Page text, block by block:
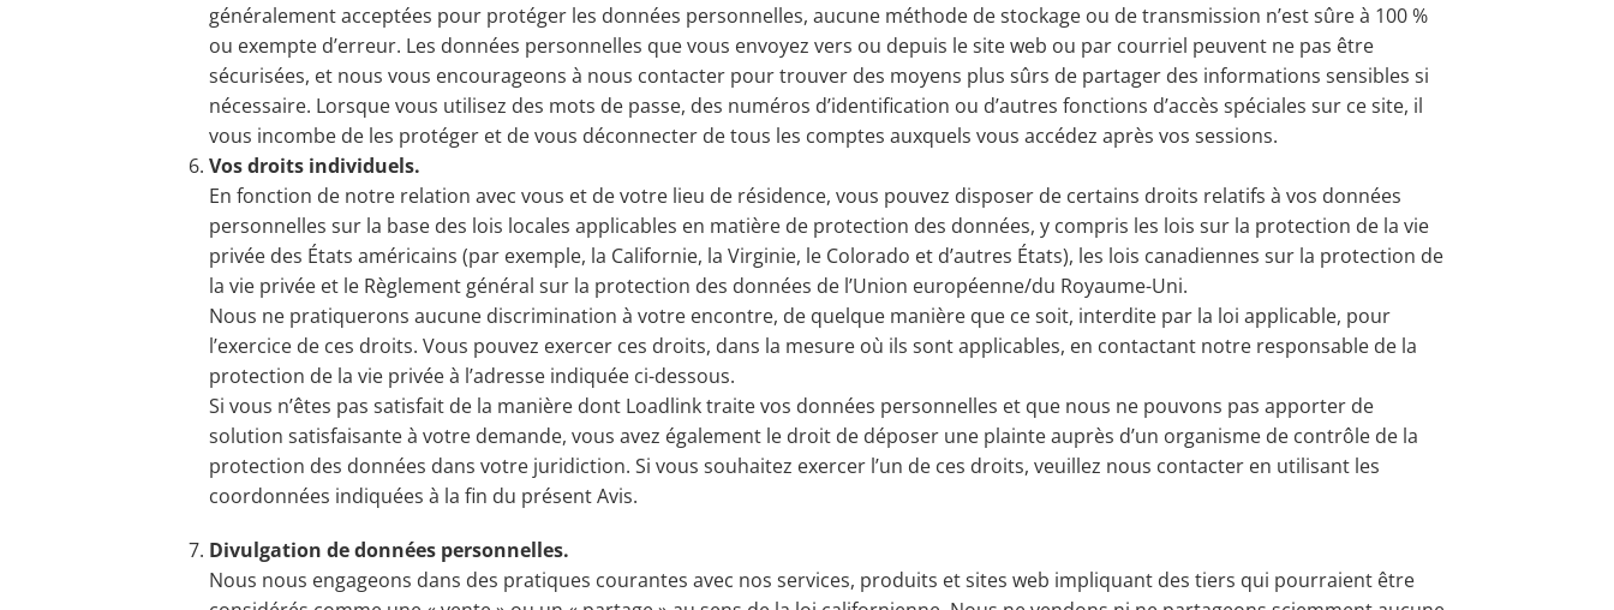
généralement acceptées pour protéger les données personnelles, aucune méthode de stockage ou de transmission n’est sûre à 100 %
ou exempte d’erreur. Les données personnelles que vous envoyez vers ou depuis le site web ou par courriel peuvent ne pas être
sécurisées, et nous vous encourageons à nous contacter pour trouver des moyens plus sûrs de partager des informations sensibles si
nécessaire. Lorsque vous utilisez des mots de passe, des numéros d’identification ou d’autres fonctions d’accès spéciales sur ce site, il
vous incombe de les protéger et de vous déconnecter de tous les comptes auxquels vous accédez après vos sessions.
Vos droits individuels.
En fonction de notre relation avec vous et de votre lieu de résidence, vous pouvez disposer de certains droits relatifs à vos données
personnelles sur la base des lois locales applicables en matière de protection des données, y compris les lois sur la protection de la vie
privée des États américains (par exemple, la Californie, la Virginie, le Colorado et d’autres États), les lois canadiennes sur la protection de
la vie privée et le Règlement général sur la protection des données de l’Union européenne/du Royaume-Uni.
Nous ne pratiquerons aucune discrimination à votre encontre, de quelque manière que ce soit, interdite par la loi applicable, pour
l’exercice de ces droits. Vous pouvez exercer ces droits, dans la mesure où ils sont applicables, en contactant notre responsable de la
protection de la vie privée à l’adresse indiquée ci-dessous.
Si vous n’êtes pas satisfait de la manière dont Loadlink traite vos données personnelles et que nous ne pouvons pas apporter de
solution satisfaisante à votre demande, vous avez également le droit de déposer une plainte auprès d’un organisme de contrôle de la
protection des données dans votre juridiction. Si vous souhaitez exercer l’un de ces droits, veuillez nous contacter en utilisant les
coordonnées indiquées à la fin du présent Avis.
Divulgation de données personnelles.
Nous nous engageons dans des pratiques courantes avec nos services, produits et sites web impliquant des tiers qui pourraient être